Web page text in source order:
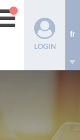
LOGIN
fr